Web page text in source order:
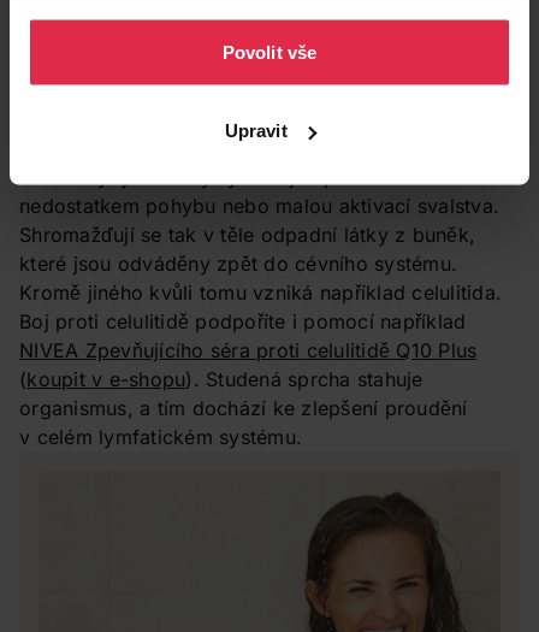
osobních údajů.
Povolit vše
Upravit
všechny buňky v těle. Kromě toho dochází ike
zvýšené produkci hormonů
, ať už hormonů štítné
8. Zlepšuje proudění lymfy
nedostatkem pohybu nebo malou aktivací svalstva.
Shromažďují se tak v těle odpadní látky z buněk,
které jsou odváděny zpět do cévního systému.
Kromě jiného kvůli tomu vzniká například celulitida.
Boj proti celulitidě podpoříte i pomocí například
NIVEA Zpevňujícího séra proti celulitidě Q10 Plus
(koupit v e-shopu). Studená sprcha stahuje
organismus, a tím dochází ke zlepšení proudění
v celém lymfatickém systému.